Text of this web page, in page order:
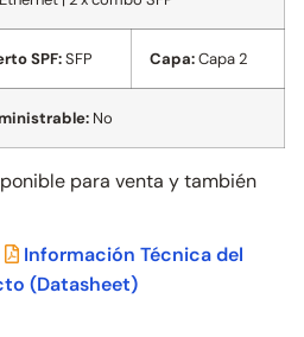
SPF:SFP Capa:Capa 2
No
para venta y también
Información Técnica del
(Datasheet)